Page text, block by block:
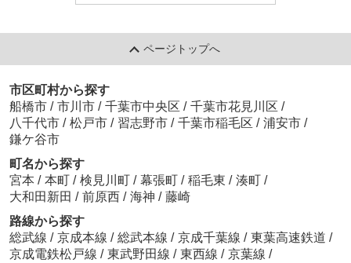
まずはそちらを御覧ください！他社様の物件であっても大歓迎！明るく元気
ページトップへ
市区町村から探す
船橋市 / 市川市 / 千葉市中央区 / 千葉市花見川区 /
八千代市 / 松戸市 / 習志野市 / 千葉市稲毛区 / 浦安市 /
鎌ケ谷市
町名から探す
宮本 / 本町 / 検見川町 / 幕張町 / 稲毛東 / 湊町 /
大和田新田 / 前原西 / 海神 / 藤崎
路線から探す
総武線 / 京成本線 / 総武本線 / 京成千葉線 / 東葉高速鉄道 /
京成電鉄松戸線 / 東武野田線 / 東西線 / 京葉線 /